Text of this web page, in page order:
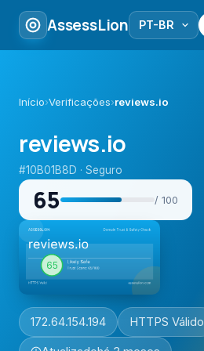
AssessLion
Início›Verificações›reviews.io
reviews.io
#10B01B8D · Seguro
65 / 100
172.64.154.194 HTTPS Válido